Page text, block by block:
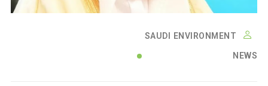
SAUDI ENVIRONMENT
NEWS